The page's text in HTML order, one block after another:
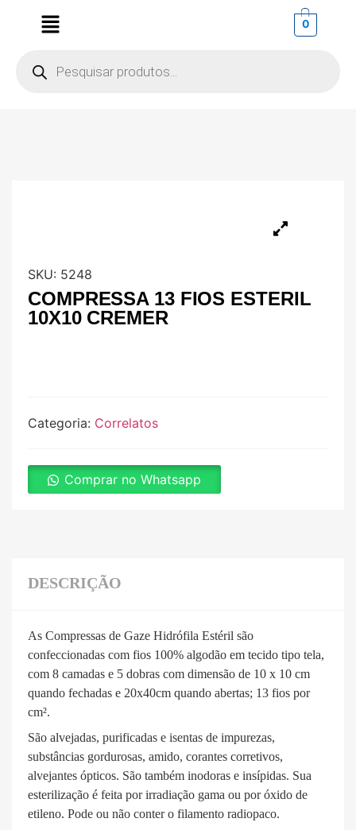
0
SKU: 5248
COMPRESSA 13 FIOS ESTERIL
10X10 CREMER
Categoria: Correlatos
Comprar no Whatsapp
DESCRIÇÃO
As Compressas de Gaze Hidrófila Estéril são
confeccionadas com fios 100% algodão em tecido tipo tela,
com 8 camadas e 5 dobras com dimensão de 10 x 10 cm
quando fechadas e 20x40cm quando abertas; 13 fios por
cm².
São alvejadas, purificadas e isentas de impurezas,
substâncias gordurosas, amido, corantes corretivos,
alvejantes ópticos. São também inodoras e insípidas. Sua
esterilização é feita por irradiação gama ou por óxido de
etileno. Pode ou não conter o filamento radiopaco.